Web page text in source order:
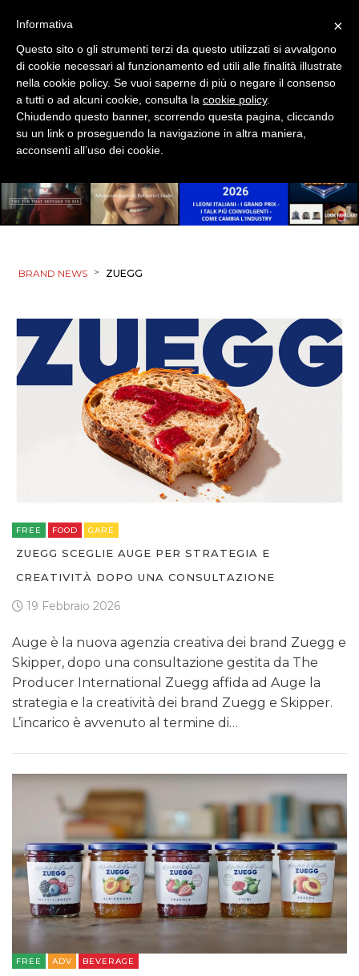
BRAND NEWS > ZUEGG
FREE FOOD GARE
ZUEGG SCEGLIE AUGE PER STRATEGIA E
CREATIVITÀ DOPO UNA CONSULTAZIONE
19 Febbraio 2026
Auge è la nuova agenzia creativa dei brand Zuegg e
Skipper, dopo una consultazione gestita da The
Producer International Zuegg affida ad Auge la
strategia e la creatività dei brand Zuegg e Skipper.
L’incarico è avvenuto al termine di…
FREE ADV BEVERAGE
×
Informativa
Questo sito o gli strumenti terzi da questo utilizzati si avvalgono
di cookie necessari al funzionamento ed utili alle finalità illustrate
nella cookie policy. Se vuoi saperne di più o negare il consenso
a tutti o ad alcuni cookie, consulta la cookie policy.
Chiudendo questo banner, scorrendo questa pagina, cliccando
su un link o proseguendo la navigazione in altra maniera,
acconsenti all’uso dei cookie.